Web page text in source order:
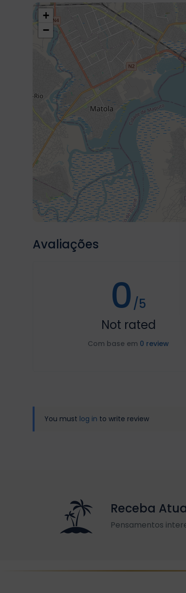
+
−
Avaliações
0/5
Not rated
Com base em 0 review
You must log in to write review
Receba
Pensamentos